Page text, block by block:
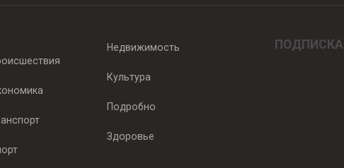
Недвижимость
Культура
Подробно
Здоровье
ПОДПИСКА